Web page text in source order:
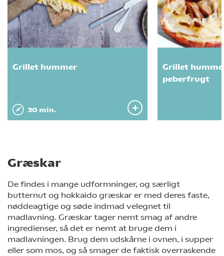
Grillet hummer
30 min.
Grillet
peberfrugt
Græskar
De findes i mange udformninger, og særligt
butternut og hokkaido græskar er med deres faste,
nøddeagtige og søde indmad velegnet til
madlavning. Græskar tager nemt smag af andre
ingredienser, så det er nemt at bruge dem i
madlavningen. Brug dem udskårne i ovnen, i supper
eller som mos, og så smager de faktisk overraskende